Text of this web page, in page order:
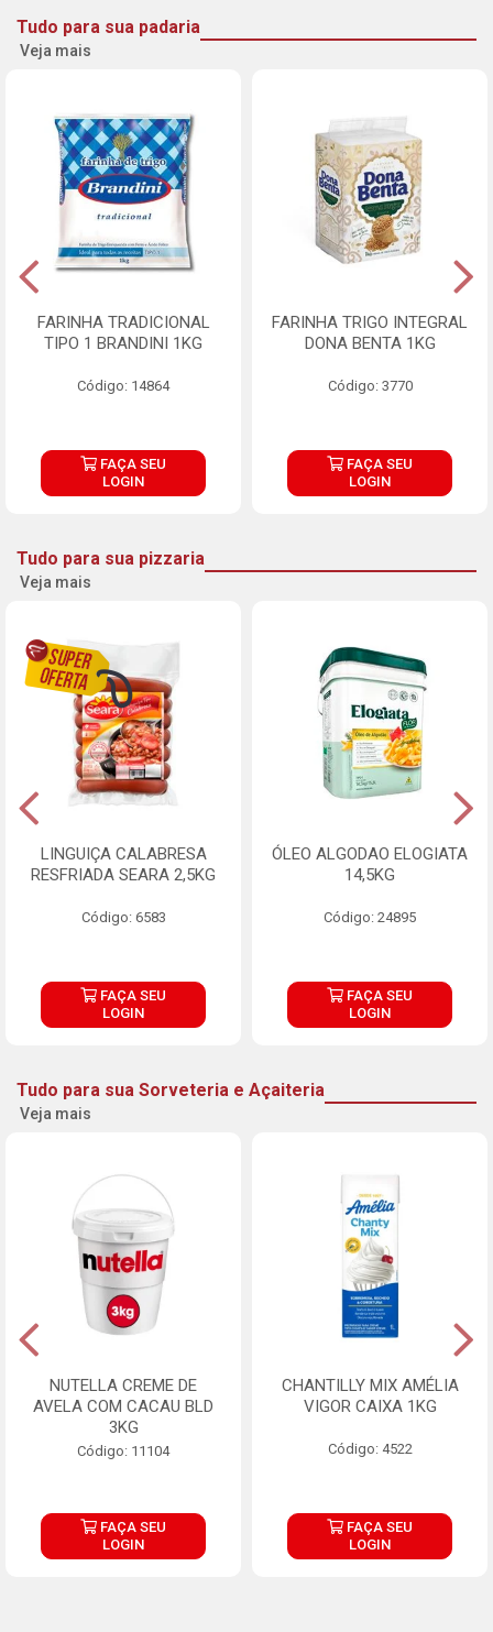
Tudo para sua padaria
Veja mais
FARINHA TRADICIONAL
TIPO 1 BRANDINI 1KG
Código: 14864
FAÇA SEU
LOGIN
FARINHA TRIGO INTEGRAL
DONA BENTA 1KG
Código: 3770
FAÇA SEU
LOGIN
Tudo para sua pizzaria
Veja mais
LINGUIÇA CALABRESA
RESFRIADA SEARA 2,5KG
Código: 6583
FAÇA SEU
LOGIN
ÓLEO ALGODAO ELOGIATA
14,5KG
Código: 24895
FAÇA SEU
LOGIN
Tudo para sua Sorveteria e Açaiteria
Veja mais
NUTELLA CREME DE
AVELA COM CACAU BLD
3KG
Código: 11104
FAÇA SEU
LOGIN
CHANTILLY MIX AMÉLIA
VIGOR CAIXA 1KG
Código: 4522
FAÇA SEU
LOGIN